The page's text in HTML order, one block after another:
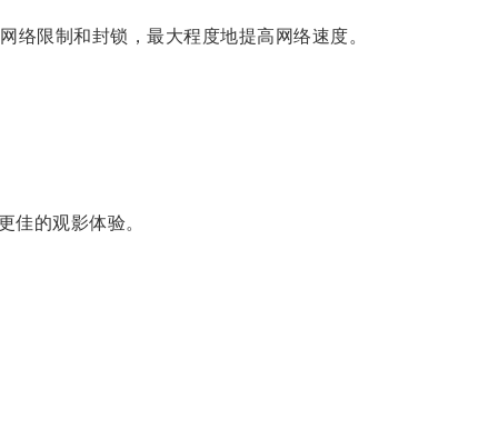
限制和封锁，最大程度地提高网络速度。
的观影体验。